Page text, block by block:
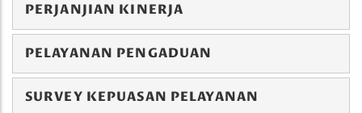
PERJANJIAN KINERJA
PELAYANAN PENGADUAN
SURVEY KEPUASAN PELAYANAN